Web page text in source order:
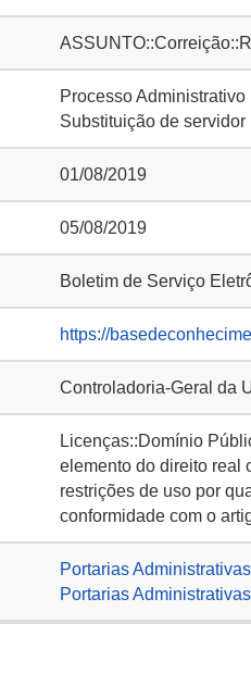
Processo
Substituição de servidor
01/08/2019
05/08/2019
Boletim de Serviço
https://
Controladoria-Geral da
Licenças::Domínio
elemento do direito real
restrições de uso por
conformidade com o
Portarias
Portarias